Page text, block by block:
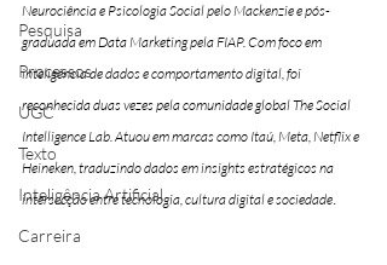
Pesquisa
Processos
UGC
Texto
Inteligência Artificial
Carreira
Neurociência e Psicologia Social pelo Mackenzie e pós-
graduada em Data Marketing pela FIAP. Com foco em
inteligência de dados e comportamento digital, foi
reconhecida duas vezes pela comunidade global The Social
Intelligence Lab. Atuou em marcas como Itaú, Meta, Netflix e
Heineken, traduzindo dados em insights estratégicos na
intersecção entre tecnologia, cultura digital e sociedade.